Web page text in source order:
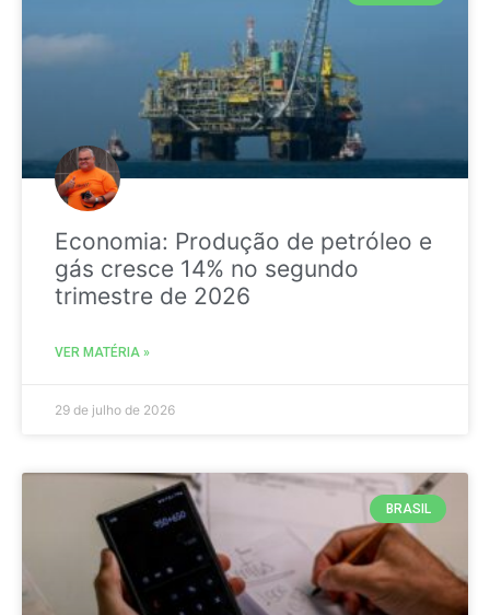
Economia: Produção de petróleo e
gás cresce 14% no segundo
trimestre de 2026
VER MATÉRIA »
29 de julho de 2026
BRASIL